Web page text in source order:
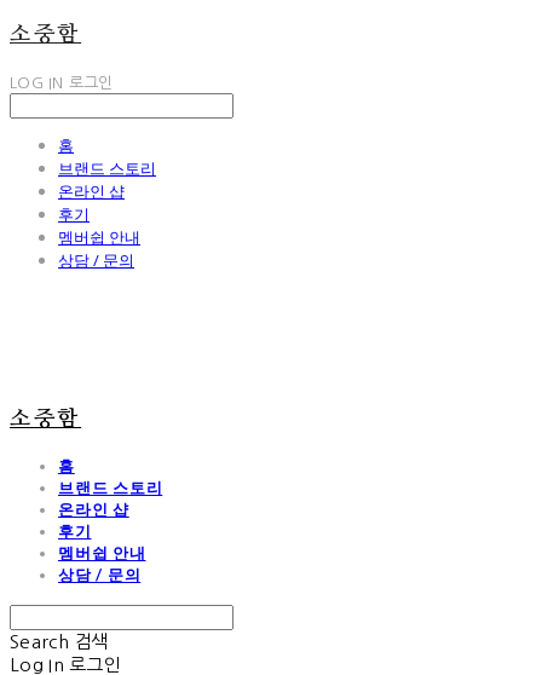
소중함
LOG IN 로그인
홈
브랜드 스토리
온라인 샵
후기
멤버쉽 안내
상담 / 문의
소중함
홈
브랜드 스토리
온라인 샵
후기
멤버쉽 안내
상담 / 문의
Search 검색
Log In 로그인